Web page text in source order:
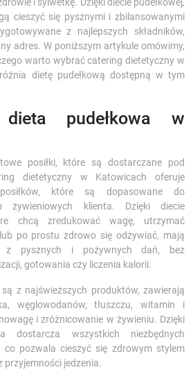
cieszyć się pysznymi i zbilansowanymi
z najlepszych składników,
adres. W poniższym artykule omówimy,
warto wybrać catering dietetyczny w
dietę pudełkową dostępną w tym
pudełkowa w
posiłki, które są dostarczane pod
dietetyczny w Katowicach oferuje
które są dopasowane do
żywieniowych klienta. Dzięki diecie
chcą zredukować wagę, utrzymać
po prostu zdrowo się odżywiać, mają
z pysznych i pożywnych dań, bez
gotowania czy liczenia kalorii.
z najświeższych produktów, zawierają
węglowodanów, tłuszczu, witamin i
i zróżnicowanie w żywieniu. Dzięki
dostarcza wszystkich niezbędnych
co pozwala cieszyć się zdrowym stylem
przyjemności jedzenia.